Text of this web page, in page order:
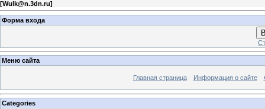
[Wulk@n.3dn.ru]
Форма входа
Меню сайта
Главная страница Информация о сайте
Categories